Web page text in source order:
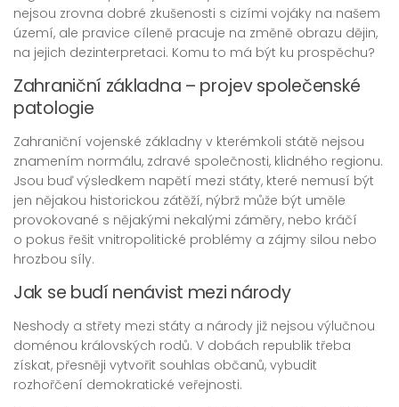
nejsou zrovna dobré zkušenosti s cizími vojáky na našem
území, ale pravice cíleně pracuje na změně obrazu dějin,
na jejich dezinterpretaci. Komu to má být ku prospěchu?
Zahraniční základna – projev společenské
patologie
Zahraniční vojenské základny v kterémkoli státě nejsou
znamením normálu, zdravé společnosti, klidného regionu.
Jsou buď výsledkem napětí mezi státy, které nemusí být
jen nějakou historickou zátěží, nýbrž může být uměle
provokované s nějakými nekalými záměry, nebo kráčí
o pokus řešit vnitropolitické problémy a zájmy silou nebo
hrozbou síly.
Jak se budí nenávist mezi národy
Neshody a střety mezi státy a národy již nejsou výlučnou
doménou královských rodů. V dobách republik třeba
získat, přesněji vytvořit souhlas občanů, vybudit
rozhořčení demokratické veřejnosti.